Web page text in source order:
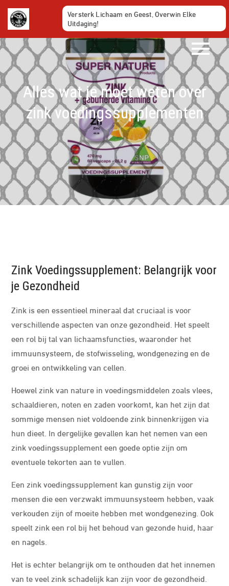
Ga
naar
de
inhoud
Versterk Lichaam en Geest, Overwin Elke
Uitdaging!
Alles wat je moet weten over
zink voedingssupplementen
Zink Voedingssupplement: Belangrijk voor
je Gezondheid
Zink is een essentieel mineraal dat cruciaal is voor
verschillende aspecten van onze gezondheid. Het speelt
een rol bij tal van lichaamsfuncties, waaronder het
immuunsysteem, de stofwisseling, wondgenezing en de
groei en ontwikkeling van cellen.
Hoewel zink van nature in voedingsmiddelen zoals vlees,
schaaldieren, noten en zaden voorkomt, kan het zijn dat
sommige mensen niet voldoende zink binnenkrijgen via
hun dieet. In dergelijke gevallen kan het nemen van een
zink voedingssupplement een goede optie zijn om
eventuele tekorten aan te vullen.
Een zink voedingssupplement kan gunstig zijn voor
mensen die een verzwakt immuunsysteem hebben, vaak
verkouden zijn of moeite hebben met wondgenezing. Ook
speelt zink een rol bij het behoud van gezonde huid, haar
en nagels.
Het is echter belangrijk om te onthouden dat het innemen
van te veel zink schadelijk kan zijn voor de gezondheid.